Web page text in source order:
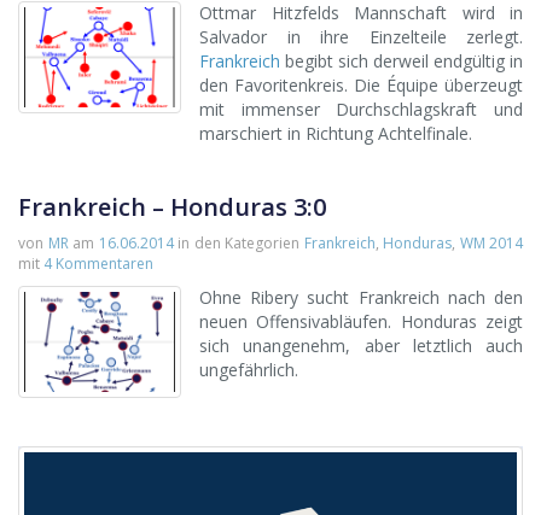
Ottmar Hitzfelds Mannschaft wird in
Salvador in ihre Einzelteile zerlegt.
Frankreich begibt sich derweil endgültig in
den Favoritenkreis. Die Équipe überzeugt
mit immenser Durchschlagskraft und
marschiert in Richtung Achtelfinale.
Frankreich – Honduras 3:0
von MRam 16.06.2014in den Kategorien Frankreich, Honduras, WM 2014
mit 4 Kommentaren
Ohne Ribery sucht Frankreich nach den
neuen Offensivabläufen. Honduras zeigt
sich unangenehm, aber letztlich auch
ungefährlich.